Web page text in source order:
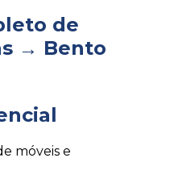
de
→ Bento
móveis e